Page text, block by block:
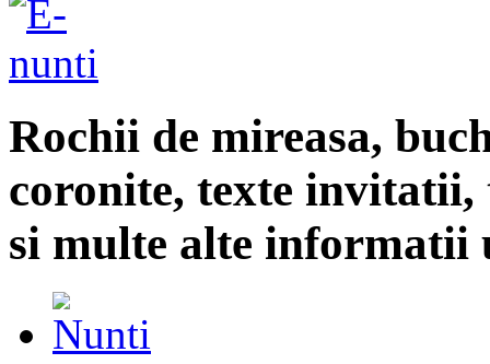
Rochii de mireasa,
coronite, texte
si multe alte informatii